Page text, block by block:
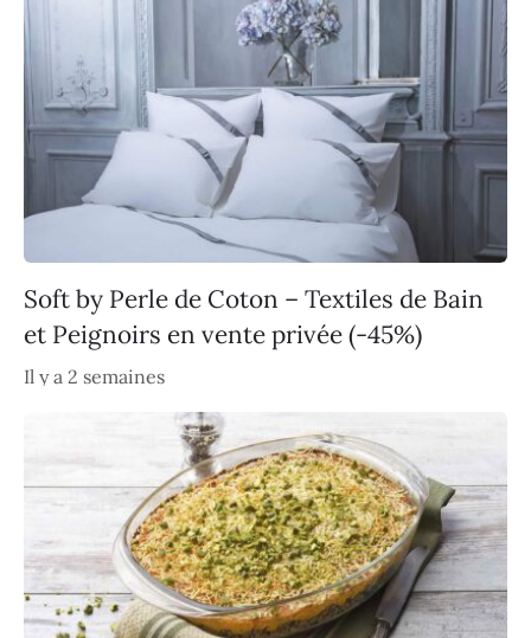
Soft by Perle de Coton – Textiles de Bain
et Peignoirs en vente privée (-45%)
Il y a 2 semaines